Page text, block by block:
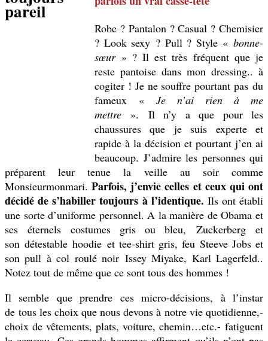
Robe ? Pantalon ? Casual ? Chemisier
? Look sexy ? Pull ? Style « bonne-
sœur » ? Il est très fréquent que je
reste pantoise dans mon dressing.. à
cogiter ! Je ne souffre pourtant pas du
fameux « Je n’ai rien à me
mettre ». Il n’y a que pour les
chaussures que je suis experte et
rapide à la décision et pourtant j’en ai
beaucoup. J’admire les personnes qui
préparent leur tenue la veille au soir comme
Monsieurmonmari.Parfois, j’envie celles et ceux qui ont
décidé de s’habiller toujours à l’identique. Ils ont établi
une sorte d’uniforme personnel. A la manière de Obama et
ses éternels costumes gris ou bleu, Zuckerberg et
son détestable hoodie et tee-shirt gris, feu Steeve Jobs et
son pull à col roulé noir Issey Miyake, Karl Lagerfeld..
Notez tout de même que ce sont tous des hommes !
Il semble que prendre ces micro-décisions, à l’instar
de tous les choix que nous devons à notre vie quotidienne,-
choix de vêtements, plats, voiture, chemin…etc.- fatiguent